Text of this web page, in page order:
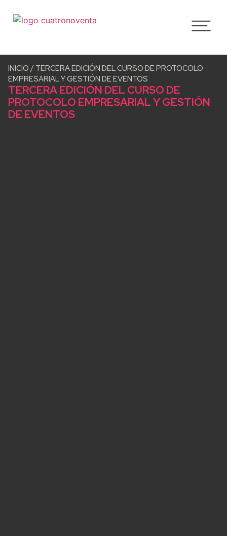
INICIO / TERCERA EDICIÓN DEL CURSO DE PROTOCOLO
EMPRESARIAL Y GESTIÓN DE EVENTOS
TERCERA EDICIÓN DEL CURSO DE
PROTOCOLO EMPRESARIAL Y GESTIÓN
DE EVENTOS